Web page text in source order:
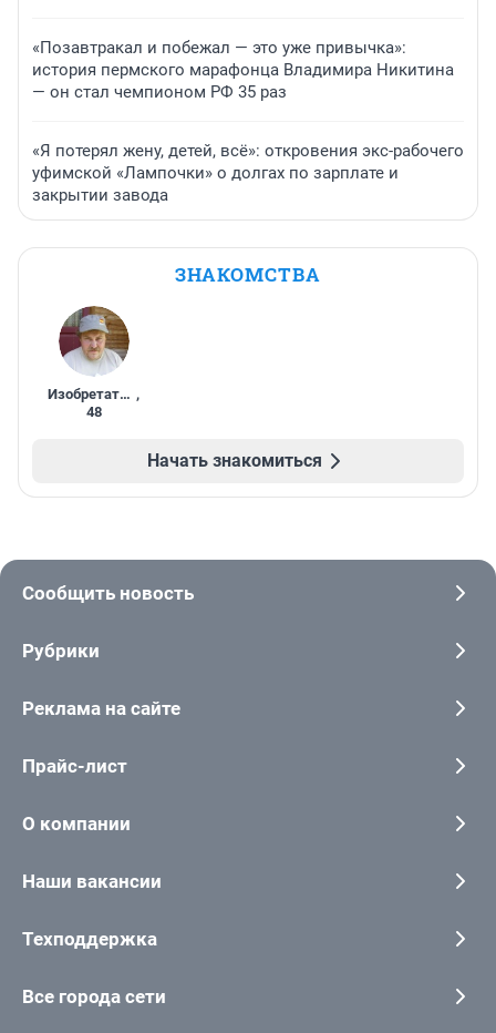
«Позавтракал и побежал — это уже привычка»:
история пермского марафонца Владимира Никитина
— он стал чемпионом РФ 35 раз
«Я потерял жену, детей, всё»: откровения экс-рабочего
уфимской «Лампочки» о долгах по зарплате и
закрытии завода
ЗНАКОМСТВА
Изобретатель ,
48
Начать знакомиться
Сообщить новость
Рубрики
Реклама на сайте
Прайс-лист
О компании
Наши вакансии
Техподдержка
Все города сети